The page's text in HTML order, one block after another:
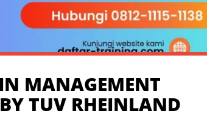
MANAGEMENT
TUV RHEINLAND